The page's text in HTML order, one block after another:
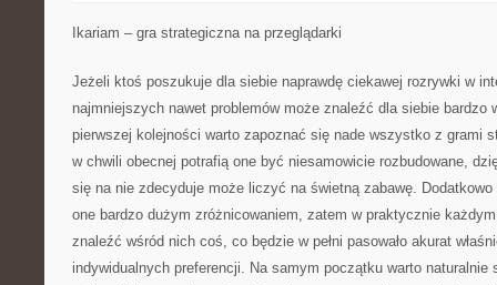
Ikariam – gra strategiczna na przeglądarki
Jeżeli ktoś poszukuje dla siebie naprawdę ciekawej rozrywki w
najmniejszych nawet problemów może znaleźć dla siebie bardzo
pierwszej kolejności warto zapoznać się nade wszystko z grami
w chwili obecnej potrafią one być niesamowicie rozbudowane,
się na nie zdecyduje może liczyć na świetną zabawę.
one bardzo dużym zróżnicowaniem, zatem w praktycznie
znaleźć wśród nich coś, co będzie w pełni pasowało akurat
indywidualnych preferencji. Na samym początku warto naturalnie